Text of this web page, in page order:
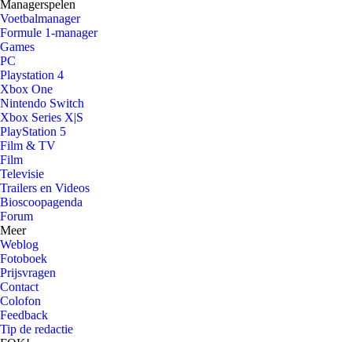
Managerspelen
Voetbalmanager
Formule 1-manager
Games
PC
Playstation 4
Xbox One
Nintendo Switch
Xbox Series X|S
PlayStation 5
Film & TV
Film
Televisie
Trailers en Videos
Bioscoopagenda
Forum
Meer
Weblog
Fotoboek
Prijsvragen
Contact
Colofon
Feedback
Tip de redactie